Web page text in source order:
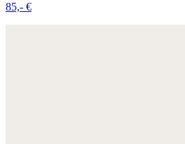
85,- €